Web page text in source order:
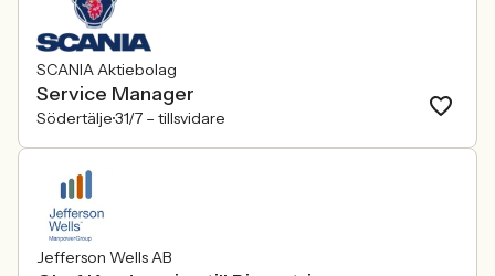
SCANIA Aktiebolag
Service Manager
Södertälje31/7 – tillsvidare
Jefferson Wells AB